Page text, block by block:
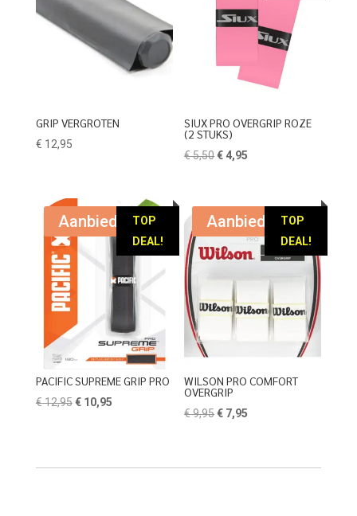
GRIP VERGROTEN
€ 12,95
SIUX PRO OVERGRIP ROZE
(2 STUKS)
€5,50Oorspronkelijke
€ 5,50.
€ 4,95
€ 4,95.
TOP
DEAL!
Aanbieding!
PACIFIC SUPREME GRIP PRO
€12,95 Oorspronkelijke
€10,95Huidige
TOP
DEAL!
Aanbieding!
WILSON PRO COMFORT
OVERGRIP
€9,95Oorspronkelijke
€ 7,95